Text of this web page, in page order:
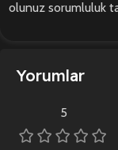
olunuz sorumluluk
Yorumlar
5